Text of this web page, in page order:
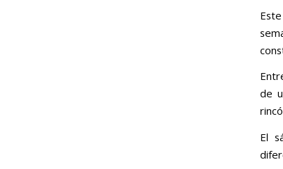
de
El